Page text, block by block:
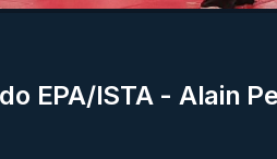
EPA/ISTA - Alain